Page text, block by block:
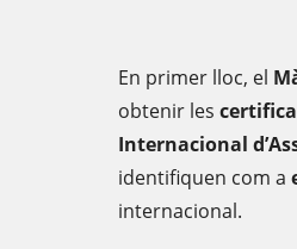
En primer lloc, el
obtenir les
Internacional
identifiquen com a
internacional.